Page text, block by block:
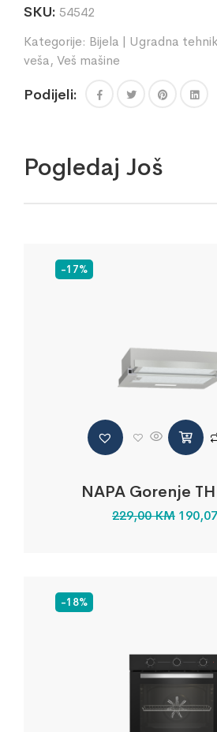
SKU: 54542
Kategorije: Bijela | Ugradna
veša, Veš mašine
Podijeli:
Pogledaj Još
-17%
NAPA Gorenje
229,00KM 190,07
-18%